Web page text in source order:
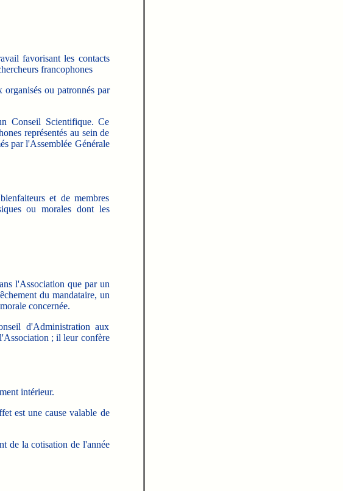
favorisant les contacts
francophones
ou patronnés par
Conseil Scientifique. Ce
représentés au sein de
par l'Assemblée Générale
et de membres
ou morales dont les
l'Association que par un
du mandataire, un
concernée.
d'Administration aux
; il leur confère
intérieur.
est une cause valable de
de la cotisation de l'année